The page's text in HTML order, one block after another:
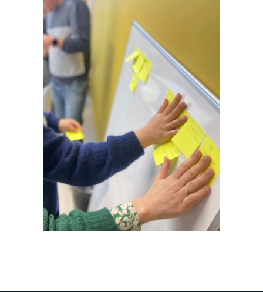
Accompagnement
innovation &
Expérience Patient
@ANAP
Formation